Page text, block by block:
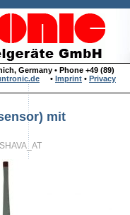
Germany • Phone +49 (89)
• Imprint • Privacy
mit